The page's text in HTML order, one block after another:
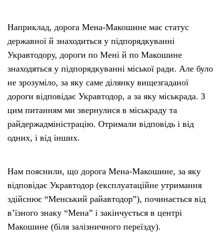
Наприклад, дорога Мена-Макошине має статус
державної й знаходиться у підпорядкуванні
Укравтодору, дороги по Мені й по Макошине
знаходяться у підпорядкуванні міської ради. Але було
не зрозуміло, за яку саме ділянку вищезгаданої
дороги відповідає Укравтодор, а за яку міськрада. З
цим питанням ми звернулися в міськраду та
райдержадміністрацію. Отримали відповідь і від
одних, і від інших.
Нам пояснили, що дорога Мена-Макошине, за яку
відповідає Укравтодор (експлуатаційне утримання
здійснює “Менський райавтодор”), починається від
в’їзного знаку “Мена” і закінчується в центрі
Макошине (біля залізничного переїзду).